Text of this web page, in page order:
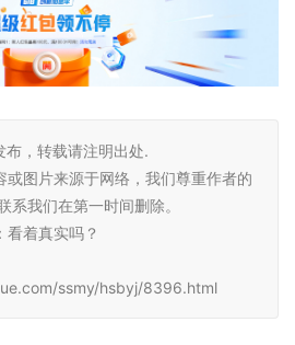
，转载请注明出处.
或图片来源于网络，我们尊重作者的
系我们在第一时间删除。
着真实吗？
ssmy/hsbyj/8396.html